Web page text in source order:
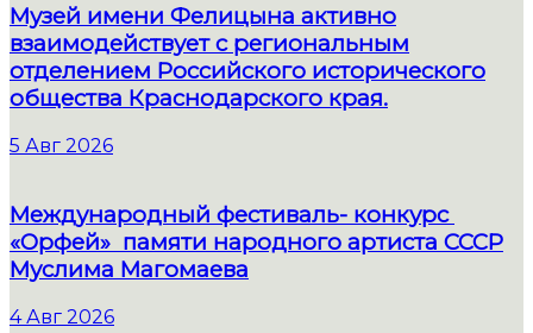
Музей имени Фелицына активно
взаимодействует с региональным
отделением Российского исторического
общества Краснодарского края.
5 Авг 2026
Международный фестиваль- конкурс
«Орфей» памяти народного артиста СССР
Муслима Магомаева
4 Авг 2026